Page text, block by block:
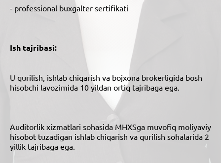
- professional buxgalter sertifikati
Ish tajribasi:
U qurilish, ishlab chiqarish va bojxona brokerligida bosh
hisobchi lavozimida 10 yildan ortiq tajribaga ega.
Auditorlik xizmatlari sohasida MHXSga muvofiq moliyaviy
hisobot tuzadigan ishlab chiqarish va qurilish sohalarida 2
yillik tajribaga ega.